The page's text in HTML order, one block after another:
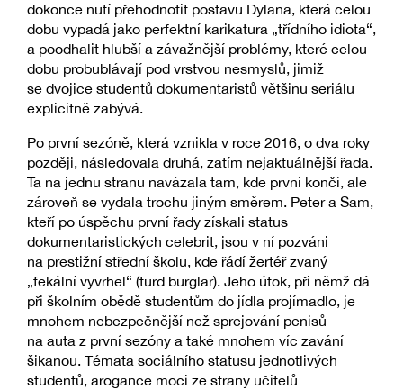
dokonce nutí přehodnotit postavu Dylana, která celou
dobu vypadá jako perfektní karikatura „třídního idiota“,
a poodhalit hlubší a závažnější problémy, které celou
dobu probublávají pod vrstvou nesmyslů, jimiž
se dvojice studentů dokumentaristů většinu seriálu
explicitně zabývá.
Po první sezóně, která vznikla v roce 2016, o dva roky
později, následovala druhá, zatím nejaktuálnější řada.
Ta na jednu stranu navázala tam, kde první končí, ale
zároveň se vydala trochu jiným směrem. Peter a Sam,
kteří po úspěchu první řady získali status
dokumentaristických celebrit, jsou v ní pozváni
na prestižní střední školu, kde řádí žertéř zvaný
„fekální vyvrhel“ (turd burglar). Jeho útok, při němž dá
při školním obědě studentům do jídla projímadlo, je
mnohem nebezpečnější než sprejování penisů
na auta z první sezóny a také mnohem víc zavání
šikanou. Témata sociálního statusu jednotlivých
studentů, arogance moci ze strany učitelů